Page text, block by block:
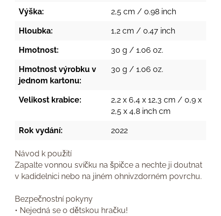
Výška: 2,5 cm / 0.98 inch
Hloubka: 1,2 cm / 0.47 inch
Hmotnost: 30 g / 1.06 oz.
Hmotnost výrobku v
jednom kartonu:
30 g / 1.06 oz.
Velikost krabice:
2,2 x 6,4 x 12,3 cm / 0,9 x
2,5 x 4,8 inch cm
Rok vydání: 2022
Návod k použití
Zapalte vonnou svíčku na špičce a nechte ji doutnat
v kadidelnici nebo na jiném ohnivzdorném povrchu.
Bezpečnostní pokyny
• Nejedná se o dětskou hračku!